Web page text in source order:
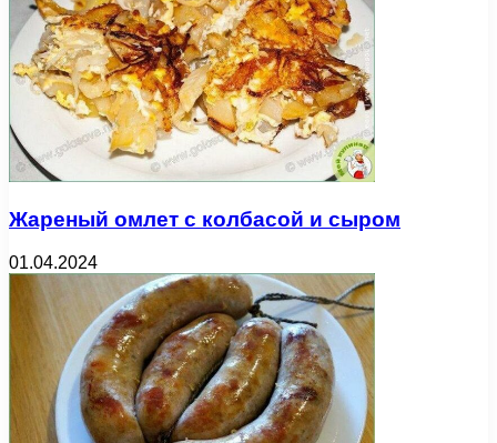
Жареный омлет с колбасой и сыром
01.04.2024